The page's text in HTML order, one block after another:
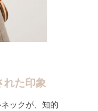
れた印象
ックが、知的